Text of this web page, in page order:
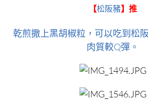
【松阪豬】推
乾煎撒上黑胡椒粒，可以吃到松
肉質較Q彈。